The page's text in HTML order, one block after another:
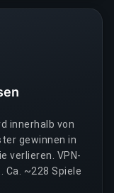
innerhalb von
gewinnen in
verlieren. VPN-
~228 Spiele